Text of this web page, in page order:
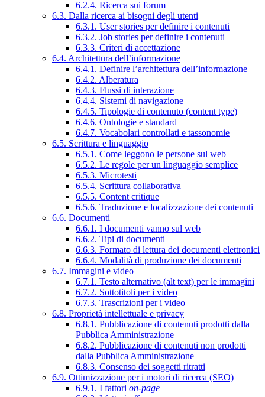
6.2.4. Ricerca sui forum
6.3. Dalla ricerca ai bisogni degli utenti
6.3.1. User stories per definire i contenuti
6.3.2. Job stories per definire i contenuti
6.3.3. Criteri di accettazione
6.4. Architettura dell’informazione
6.4.1. Definire l’architettura dell’informazione
6.4.2. Alberatura
6.4.3. Flussi di interazione
6.4.4. Sistemi di navigazione
6.4.5. Tipologie di contenuto (content type)
6.4.6. Ontologie e standard
6.4.7. Vocabolari controllati e tassonomie
6.5. Scrittura e linguaggio
6.5.1. Come leggono le persone sul web
6.5.2. Le regole per un linguaggio semplice
6.5.3. Microtesti
6.5.4. Scrittura collaborativa
6.5.5. Content critique
6.5.6. Traduzione e localizzazione dei contenuti
6.6. Documenti
6.6.1. I documenti vanno sul web
6.6.2. Tipi di documenti
6.6.3. Formato di lettura dei documenti elettronici
6.6.4. Modalità di produzione dei documenti
6.7. Immagini e video
6.7.1. Testo alternativo (alt text) per le immagini
6.7.2. Sottotitoli per i video
6.7.3. Trascrizioni per i video
6.8. Proprietà intellettuale e privacy
6.8.1. Pubblicazione di contenuti prodotti dalla
Pubblica Amministrazione
6.8.2. Pubblicazione di contenuti non prodotti
dalla Pubblica Amministrazione
6.8.3. Consenso dei soggetti ritratti
6.9. Ottimizzazione per i motori di ricerca (SEO)
6.9.1. I fattori on-page